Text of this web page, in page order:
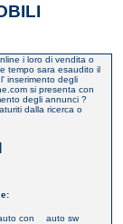
i loro di vendita o
tempo sara esaudito il
inserimento degli
si presenta con
degli annunci ?
dalla ricerca o
con
auto sw